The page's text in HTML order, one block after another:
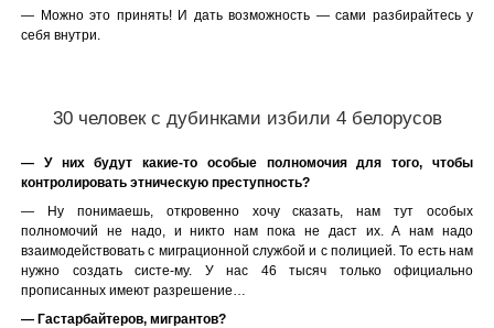
— Можно это принять! И дать возможность — сами разбирайтесь у
себя внутри.
30 человек с дубинками избили 4 белорусов
— У них будут какие-то особые полномочия для того, чтобы
контролировать этническую преступность?
— Ну понимаешь, откровенно хочу сказать, нам тут особых
полномочий не надо, и никто нам пока не даст их. А нам надо
взаимодействовать с миграционной службой и с полицией. То есть нам
нужно создать систе-му. У нас 46 тысяч только официально
прописанных имеют разрешение…
— Гастарбайтеров, мигрантов?